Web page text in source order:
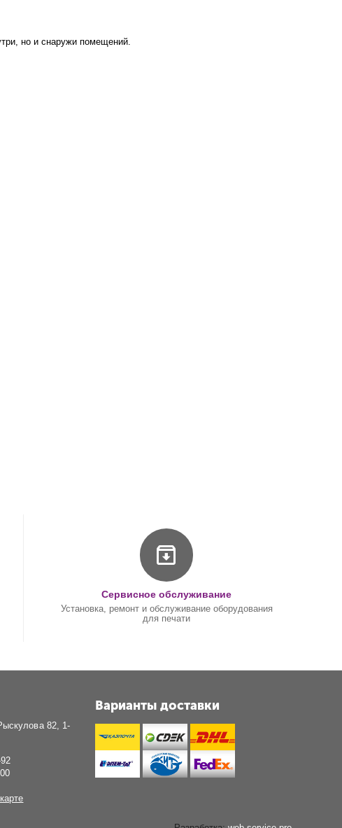
но и снаружи помещений.
оформление и т.п.
Сервисное обслуживание
Установка, ремонт и обслуживание оборудования
для печати
82, 1-
Варианты доставки